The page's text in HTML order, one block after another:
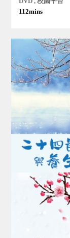
112mins